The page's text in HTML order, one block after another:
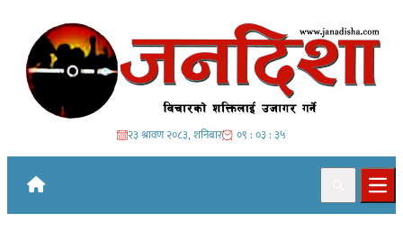
Skip to content
२३ श्रावण २०८३, शनिबार ०९ : ०३ : ३६
Search